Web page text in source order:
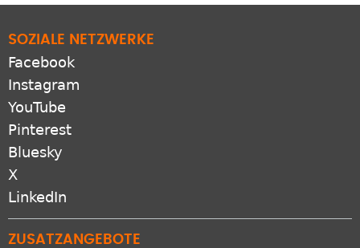
SOZIALE NETZWERKE
Facebook
Instagram
YouTube
Pinterest
Bluesky
X
LinkedIn
ZUSATZANGEBOTE